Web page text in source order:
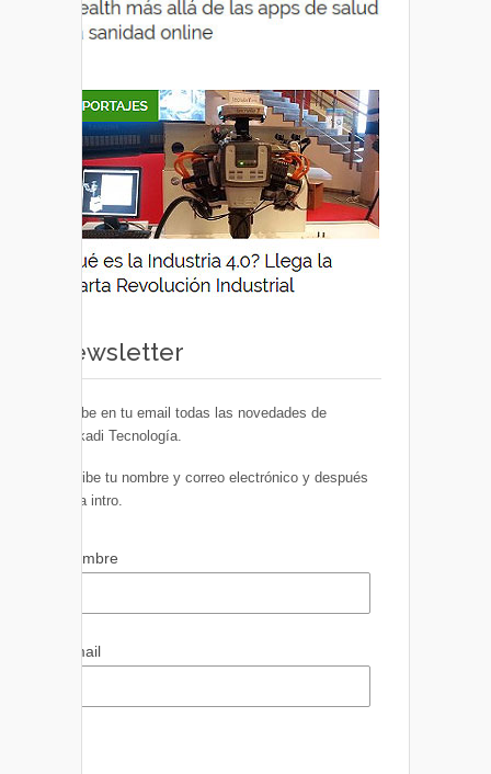
Newsletter
Recibe en tu email todas las novedades de
Euskadi Tecnología.
Escribe tu nombre y correo electrónico y después
pulsa intro.
Nombre
Email